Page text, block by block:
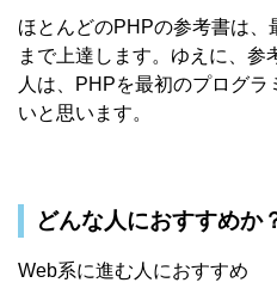
ほとんどのPHPの参考書は、
まで上達します。ゆえに、参
人は、PHPを最初のプログラ
いと思います。
どんな人におすすめか
Web系に進む人におすすめ